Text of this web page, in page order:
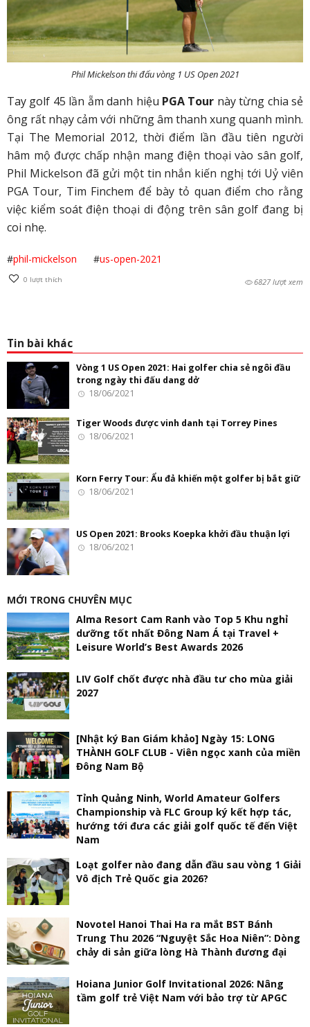
Phil Mickelson thi đấu vòng 1 US Open 2021
Tay golf 45 lần ẵm danh hiệu PGA Tour này từng chia sẻ
ông rất nhạy cảm với những âm thanh xung quanh mình.
Tại The Memorial 2012, thời điểm lần đầu tiên người
hâm mộ được chấp nhận mang điện thoại vào sân golf,
Phil Mickelson đã gửi một tin nhắn kiến nghị tới Uỷ viên
PGA Tour, Tim Finchem để bày tỏ quan điểm cho rằng
việc kiểm soát điện thoại di động trên sân golf đang bị
coi nhẹ.
#phil-mickelson #us-open-2021
0 lượt thích 6827 lượt xem
Tin bài khác
Vòng 1 US Open 2021: Hai golfer chia sẻ ngôi đầu
trong ngày thi đấu dang dở
18/06/2021
Tiger Woods được vinh danh tại Torrey Pines
18/06/2021
Korn Ferry Tour: Ẩu đả khiến một golfer bị bắt giữ
18/06/2021
US Open 2021: Brooks Koepka khởi đầu thuận lợi
18/06/2021
MỚI TRONG CHUYÊN MỤC
Alma Resort Cam Ranh vào Top 5 Khu nghỉ
dưỡng tốt nhất Đông Nam Á tại Travel +
Leisure World’s Best Awards 2026
LIV Golf chốt được nhà đầu tư cho mùa giải
2027
[Nhật ký Ban Giám khảo] Ngày 15: LONG
THÀNH GOLF CLUB - Viên ngọc xanh của miền
Đông Nam Bộ
Tỉnh Quảng Ninh, World Amateur Golfers
Championship và FLC Group ký kết hợp tác,
hướng tới đưa các giải golf quốc tế đến Việt
Nam
Loạt golfer nào đang dẫn đầu sau vòng 1 Giải
Vô địch Trẻ Quốc gia 2026?
Novotel Hanoi Thai Ha ra mắt BST Bánh
Trung Thu 2026 “Nguyệt Sắc Hoa Niên”: Dòng
chảy di sản giữa lòng Hà Thành đương đại
Hoiana Junior Golf Invitational 2026: Nâng
tầm golf trẻ Việt Nam với bảo trợ từ APGC